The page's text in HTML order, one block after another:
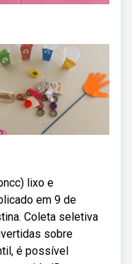
lixo e
em 9 de
Coleta seletiva
sobre
é possível